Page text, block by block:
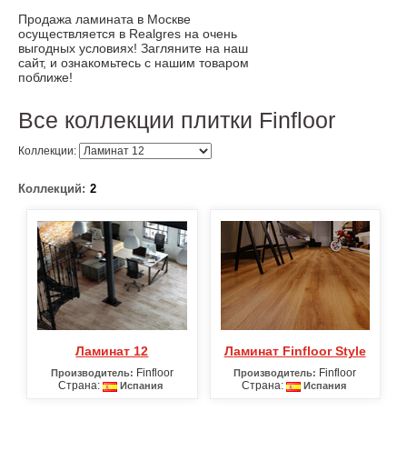
Продажа ламината в Москве
осуществляется в Realgres на очень
выгодных условиях! Загляните на наш
сайт, и ознакомьтесь с нашим товаром
поближе!
Все коллекции плитки Finfloor
Коллекции:
Коллекций: 2
Ламинат 12
Производитель: Finfloor
Страна:
Испания
Ламинат Finfloor Style
Производитель: Finfloor
Страна:
Испания